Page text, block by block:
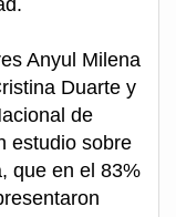
Anyul Milena
Duarte y
de
estudio sobre
que en el 83%